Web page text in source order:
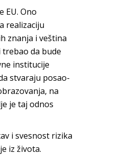
EU. Ono
realizaciju
znanja i veština
da bude
institucije
stvaraju posao-
na
je taj odnos
i svesnost rizika
iz života.